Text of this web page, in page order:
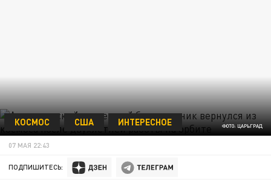
ФОТО: ЦАРЬГРАД
КОСМОС США ИНТЕРЕСНОЕ
07 МАЯ 22:43
ПОДПИШИТЕСЬ: